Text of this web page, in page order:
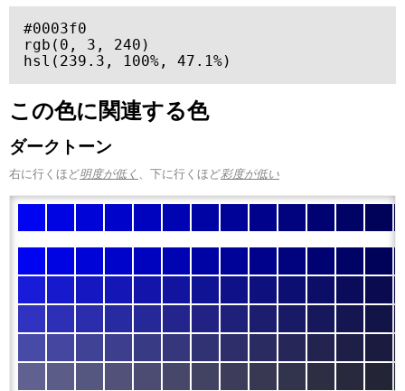
#0003f0
rgb(0, 3, 240)
hsl(239.3, 100%, 47.1%)
この色に関連する色
ダークトーン
右に行くほど明度が低く 、下に行くほど彩度が低い